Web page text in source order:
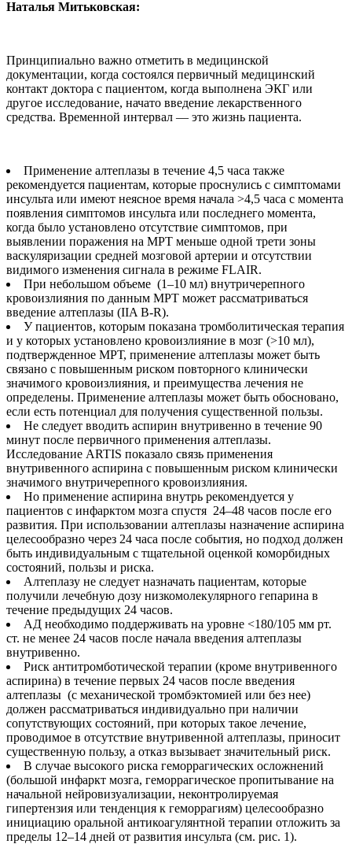
Наталья Митьковская:
Принципиально важно отметить в медицинской
документации, когда состоялся первичный медицинский
контакт доктора с пациентом, когда выполнена ЭКГ или
другое исследование, начато введение лекарственного
средства. Временной интервал — это жизнь пациента.
Применение алтеплазы в течение 4,5 часа также
рекомендуется пациентам, которые проснулись с симптомами
инсульта или имеют неясное время начала >4,5 часа с момента
появления симптомов инсульта или последнего момента,
когда было установлено отсутствие симптомов, при
выявлении поражения на МРТ меньше одной трети зоны
васкуляризации средней мозговой артерии и отсутствии
видимого изменения сигнала в режиме FLAIR.
При небольшом объеме (1–10 мл) внутричерепного
кровоизлияния по данным МРТ может рассматриваться
введение алтеплазы (IIA B-R).
У пациентов, которым показана тромболитическая терапия
и у которых установлено кровоизлияние в мозг (>10 мл),
подтвержденное МРТ, применение алтеплазы может быть
связано с повышенным риском повторного клинически
значимого кровоизлияния, и преимущества лечения не
определены. Применение алтеплазы может быть обосновано,
если есть потенциал для получения существенной пользы.
Не следует вводить аспирин внутривенно в течение 90
минут после первичного применения алтеплазы.
Исследование ARTIS показало связь применения
внутривенного аспирина с повышенным риском клинически
значимого внутричерепного кровоизлияния.
Но применение аспирина внутрь рекомендуется у
пациентов с инфарктом мозга спустя 24–48 часов после его
развития. При использовании алтеплазы назначение аспирина
целесообразно через 24 часа после события, но подход должен
быть индивидуальным с тщательной оценкой коморбидных
состояний, пользы и риска.
Алтеплазу не следует назначать пациентам, которые
получили лечебную дозу низкомолекулярного гепарина в
течение предыдущих 24 часов.
АД необходимо поддерживать на уровне <180/105 мм рт.
ст. не менее 24 часов после начала введения алтеплазы
внутривенно.
Риск антитромботической терапии (кроме внутривенного
аспирина) в течение первых 24 часов после введения
алтеплазы (с механической тромбэктомией или без нее)
должен рассматриваться индивидуально при наличии
сопутствующих состояний, при которых такое лечение,
проводимое в отсутствие внутривенной алтеплазы, приносит
существенную пользу, а отказ вызывает значительный риск.
В случае высокого риска геморрагических осложнений
(большой инфаркт мозга, геморрагическое пропитывание на
начальной нейровизуализации, неконтролируемая
гипертензия или тенденция к геморрагиям) целесообразно
инициацию оральной антикоагулянтной терапии отложить за
пределы 12–14 дней от развития инсульта (см. рис. 1).